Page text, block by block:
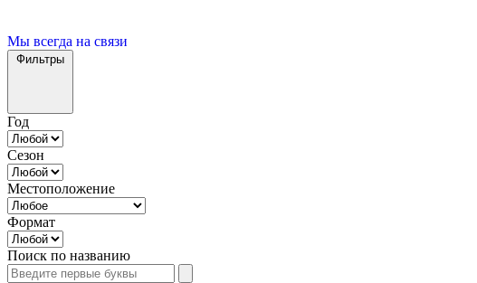
Мы всегда на связи
Фильтры
Год
Сезон
Местоположение
Формат
Поиск по названию